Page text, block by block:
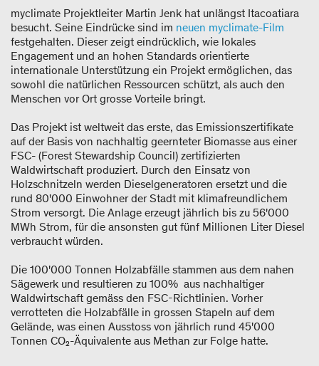
myclimate Projektleiter Martin Jenk hat unlängst Itacoatiara
besucht. Seine Eindrücke sind im neuen myclimate-Film
festgehalten. Dieser zeigt eindrücklich, wie lokales
Engagement und an hohen Standards orientierte
internationale Unterstützung ein Projekt ermöglichen, das
sowohl die natürlichen Ressourcen schützt, als auch den
Menschen vor Ort grosse Vorteile bringt.
Das Projekt ist weltweit das erste, das Emissionszertifikate
auf der Basis von nachhaltig geernteter Biomasse aus einer
FSC- (Forest Stewardship Council) zertifizierten
Waldwirtschaft produziert. Durch den Einsatz von
Holzschnitzeln werden Dieselgeneratoren ersetzt und die
rund 80'000 Einwohner der Stadt mit klimafreundlichem
Strom versorgt. Die Anlage erzeugt jährlich bis zu 56'000
MWh Strom, für die ansonsten gut fünf Millionen Liter Diesel
verbraucht würden.
Die 100'000 Tonnen Holzabfälle stammen aus dem nahen
Sägewerk und resultieren zu 100% aus nachhaltiger
Waldwirtschaft gemäss den FSC-Richtlinien. Vorher
verrotteten die Holzabfälle in grossen Stapeln auf dem
Gelände, was einen Ausstoss von jährlich rund 45'000
Tonnen CO₂-Äquivalente aus Methan zur Folge hatte.